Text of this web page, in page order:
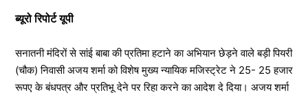
ब्यूरो रिपोर्ट यूपी
सनातनी मंदिरों से सांई बाबा की प्रतिमा हटाने का अभियान छेड़ने वाले बड़ी पियरी
(चौक) निवासी अजय शर्मा को विशेष मुख्य न्यायिक मजिस्ट्रेट ने 25- 25 हजार
रूपए के बंधपत्र और प्रतिभू देने पर रिहा करने का आदेश दे दिया। अजय शर्मा